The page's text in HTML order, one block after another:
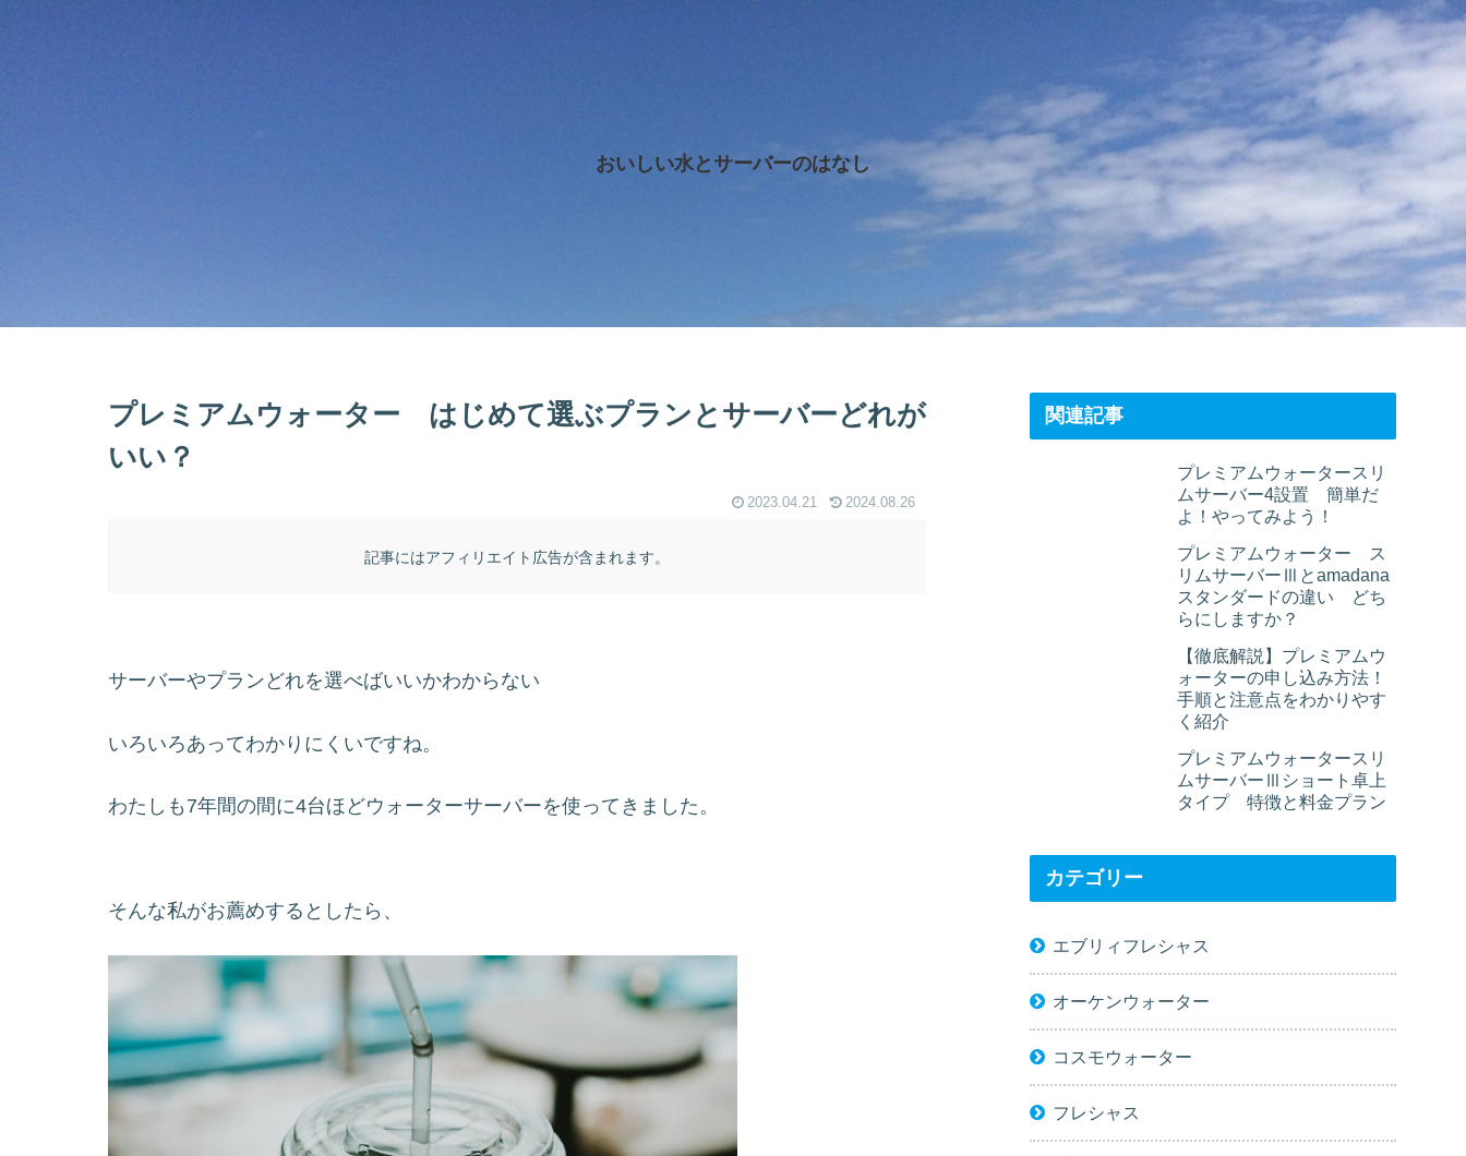
おいしい水とサーバーのはなし
プレミアムウォーター はじめて選ぶプランとサーバーどれが
いい？
2023.04.21 2024.08.26
記事にはアフィリエイト広告が含まれます。
サーバーやプランどれを選べばいいかわからない
いろいろあってわかりにくいですね。
わたしも7年間の間に4台ほどウォーターサーバーを使ってきました。
そんな私がお薦めするとしたら、
関連記事
プレミアムウォータースリ
ムサーバー4設置 簡単だ
よ！やってみよう！
プレミアムウォーター ス
リムサーバーⅢとamadana
スタンダードの違い どち
らにしますか？
【徹底解説】プレミアムウ
ォーターの申し込み方法！
手順と注意点をわかりやす
く紹介
プレミアムウォータースリ
ムサーバーⅢショート卓上
タイプ 特徴と料金プラン
カテゴリー
エブリィフレシャス
オーケンウォーター
コスモウォーター
フレシャス